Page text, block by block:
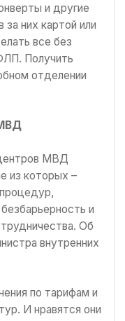
и другие
за них картой или
все без
Получить
отделении
МВД
из которых –
и
Об
внутренних
по тарифам и
И нравятся они